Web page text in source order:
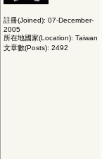
註冊(Joined): 07-December-
2005
所在地國家(Location): Taiwan
文章數(Posts): 2492